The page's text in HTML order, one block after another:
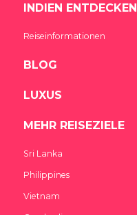
INDIEN ENTDECKEN
Reiseinformationen
BLOG
LUXUS
MEHR REISEZIELE
Sri Lanka
Philippines
Vietnam